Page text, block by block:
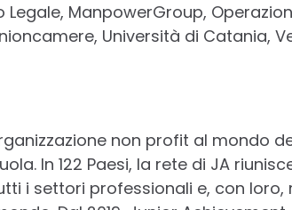
Legale, ManpowerGroup,
Università di Catania,
non profit al mondo
In 122 Paesi, la rete di JA
i settori professionali e, con loro,